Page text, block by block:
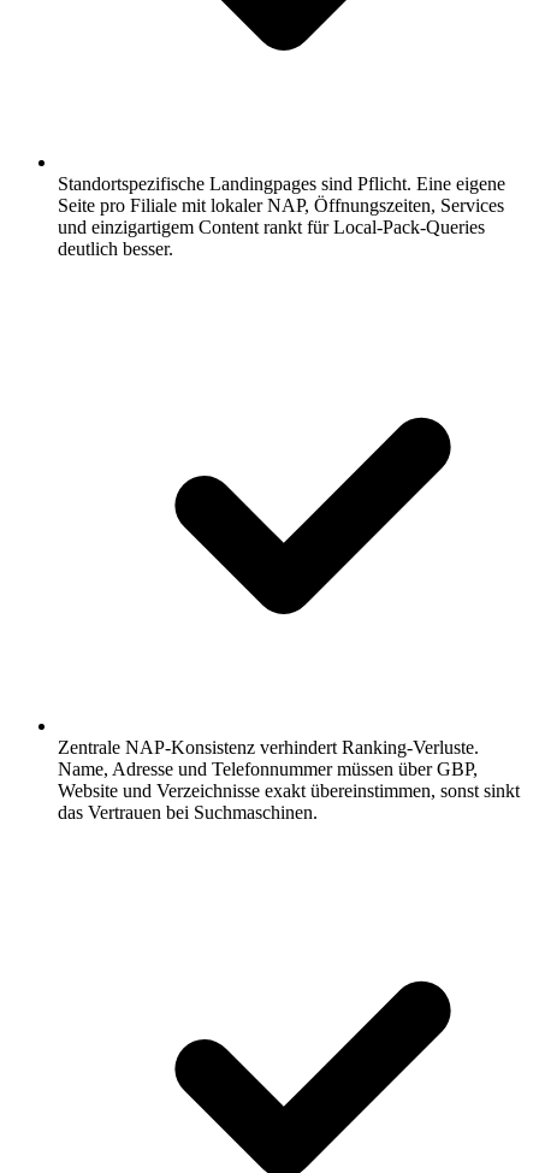
Standortspezifische Landingpages sind Pflicht. Eine eigene
Seite pro Filiale mit lokaler NAP, Öffnungszeiten, Services
und einzigartigem Content rankt für Local-Pack-Queries
deutlich besser.
Zentrale NAP-Konsistenz verhindert Ranking-Verluste.
Name, Adresse und Telefonnummer müssen über GBP,
Website und Verzeichnisse exakt übereinstimmen, sonst sinkt
das Vertrauen bei Suchmaschinen.